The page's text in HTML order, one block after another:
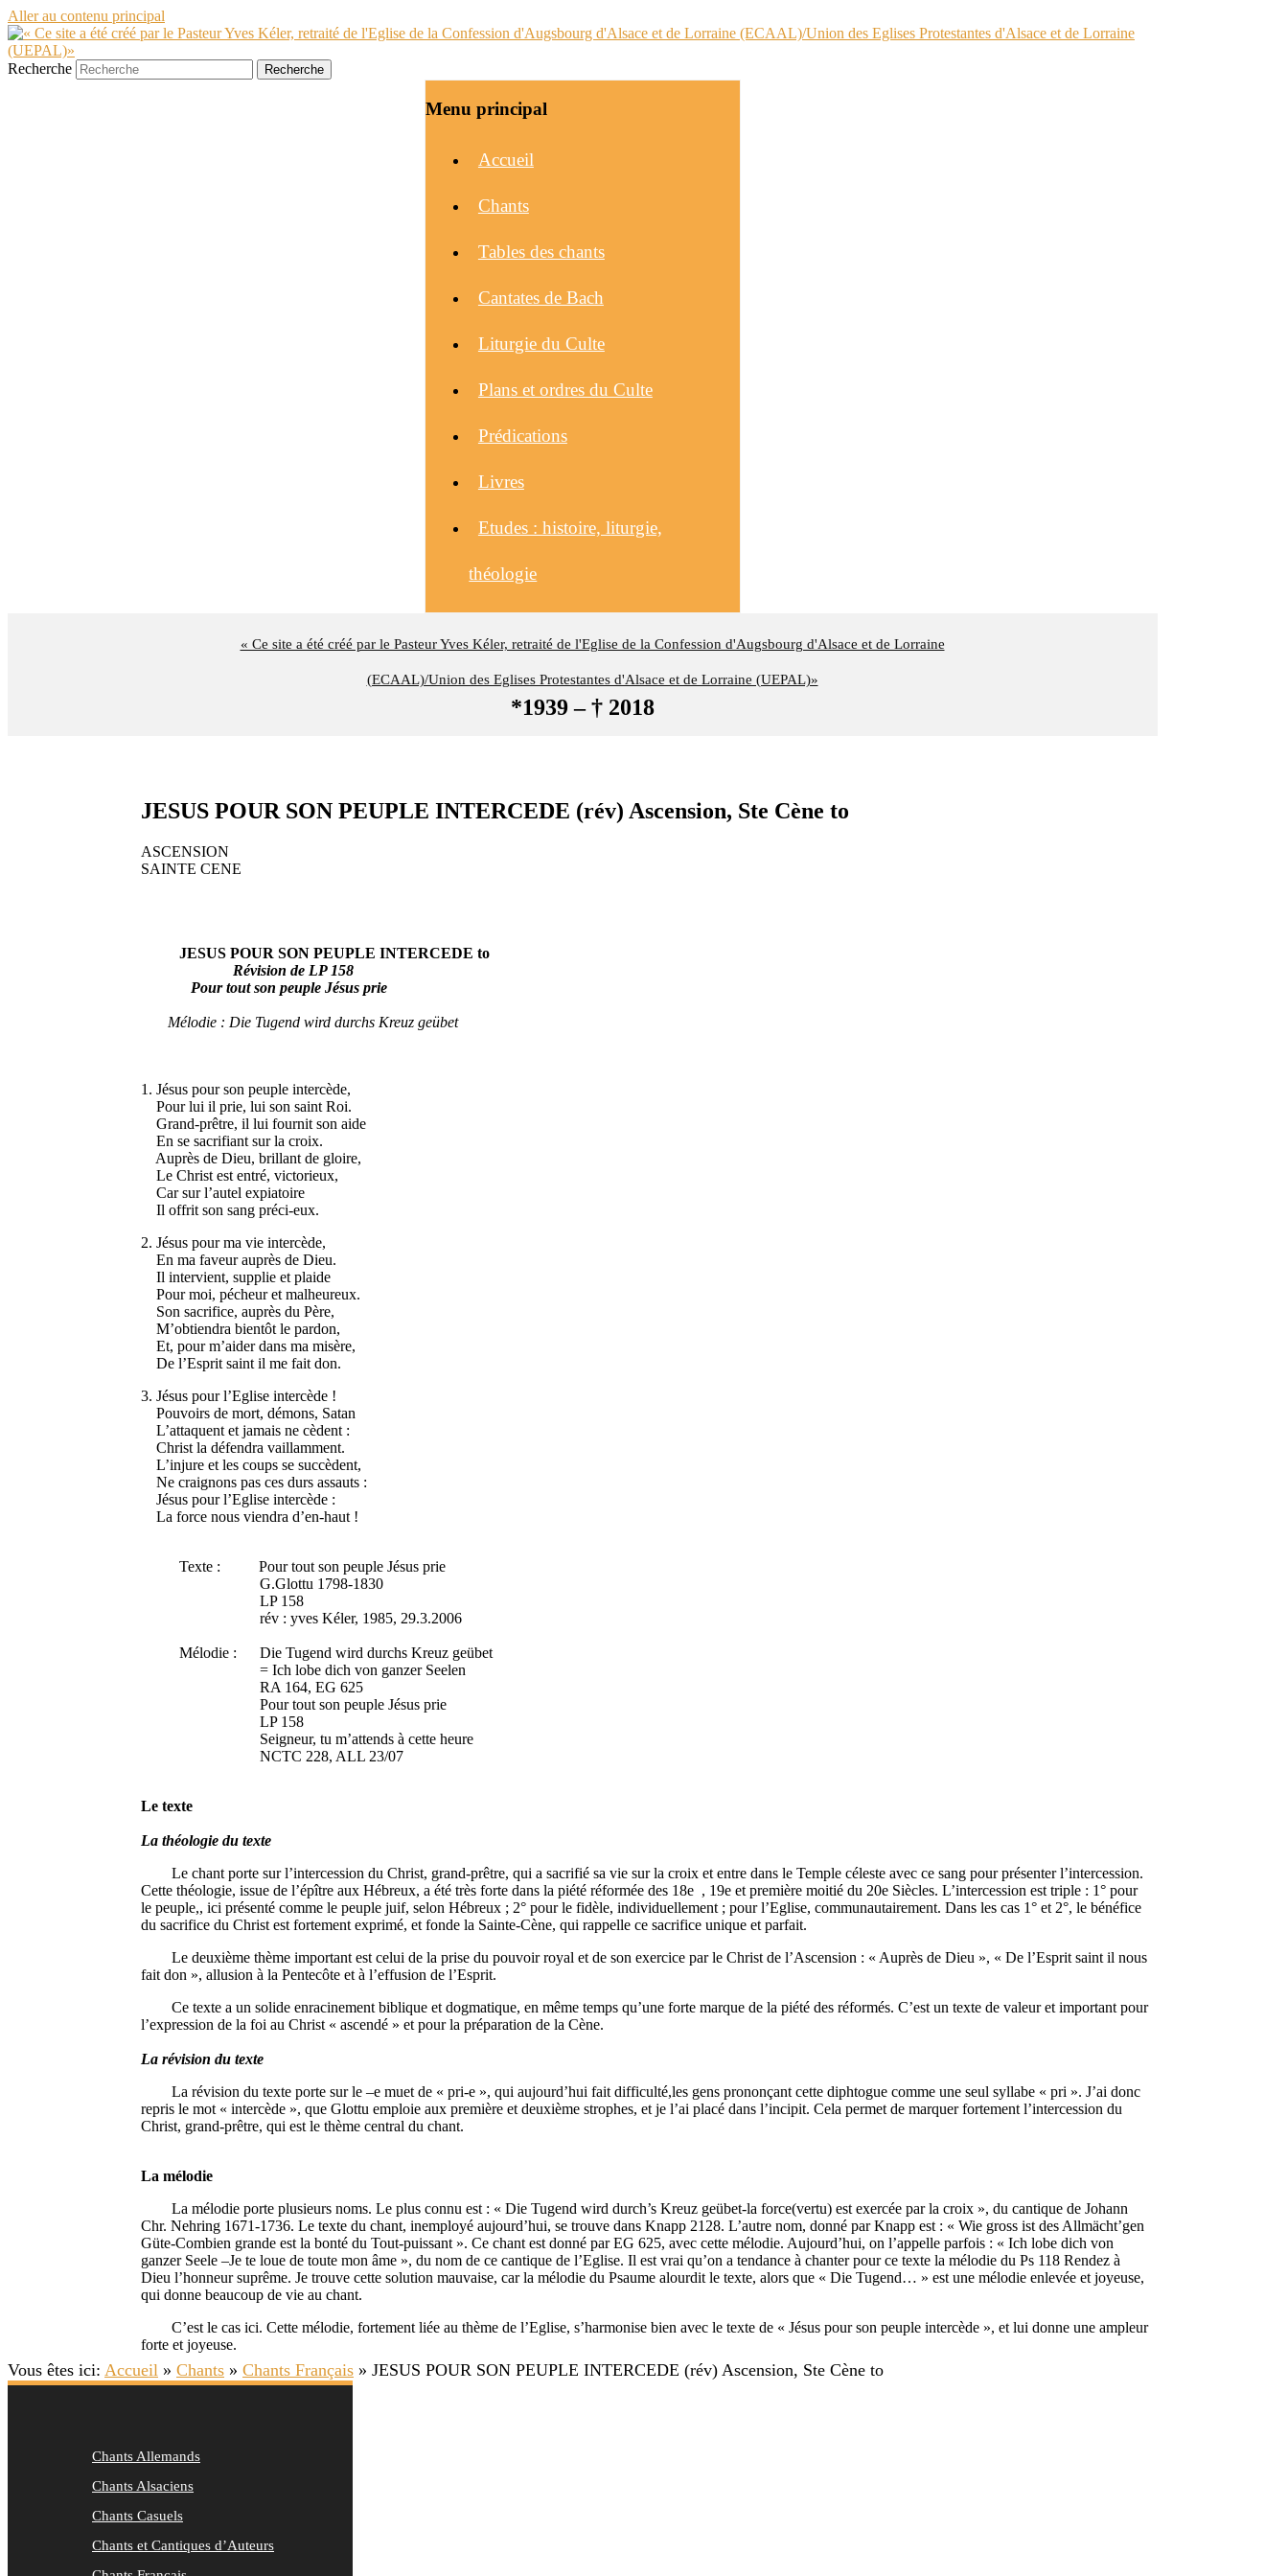
Aller au contenu principal
« Ce site a été créé par le Pasteur Yves Kéler, retraité de l'Eglise de la Confession d'Augsbourg d'Alsace et de Lorraine
(ECAAL)/Union des Eglises Protestantes d'Alsace et de Lorraine (UEPAL)»
*1939 – † 2018
Recherche
Menu principal
Accueil
Chants
Tables des chants
Cantates de Bach
Liturgie du Culte
Plans et ordres du Culte
Prédications
Livres
Etudes : histoire, liturgie,
théologie
JESUS POUR SON PEUPLE INTERCEDE (rév) Ascension, Ste Cène to
ASCENSION
SAINTE CENE
JESUS POUR SON PEUPLE INTERCEDE to
Révision de LP 158
Pour tout son peuple Jésus prie
Mélodie : Die Tugend wird durchs Kreuz geübet
1. Jésus pour son peuple intercède,
Pour lui il prie, lui son saint Roi.
Grand-prêtre, il lui fournit son aide
En se sacrifiant sur la croix.
Auprès de Dieu, brillant de gloire,
Le Christ est entré, victorieux,
Car sur l’autel expiatoire
Il offrit son sang préci-eux.
2. Jésus pour ma vie intercède,
En ma faveur auprès de Dieu.
Il intervient, supplie et plaide
Pour moi, pécheur et malheureux.
Son sacrifice, auprès du Père,
M’obtiendra bientôt le pardon,
Et, pour m’aider dans ma misère,
De l’Esprit saint il me fait don.
3. Jésus pour l’Eglise intercède !
Pouvoirs de mort, démons, Satan
L’attaquent et jamais ne cèdent :
Christ la défendra vaillamment.
L’injure et les coups se succèdent,
Ne craignons pas ces durs assauts :
Jésus pour l’Eglise intercède :
La force nous viendra d’en-haut !
Texte : Pour tout son peuple Jésus prie
G.Glottu 1798-1830
LP 158
rév : yves Kéler, 1985, 29.3.2006
Mélodie : Die Tugend wird durchs Kreuz geübet
= Ich lobe dich von ganzer Seelen
RA 164, EG 625
Pour tout son peuple Jésus prie
LP 158
Seigneur, tu m’attends à cette heure
NCTC 228, ALL 23/07
Le texte
La théologie du texte
Le chant porte sur l’intercession du Christ, grand-prêtre, qui a sacrifié sa vie sur la croix et entre dans le Temple céleste avec ce sang pour présenter l’intercession.
Cette théologie, issue de l’épître aux Hébreux, a été très forte dans la piété réformée des 18e , 19e et première moitié du 20e Siècles. L’intercession est triple : 1° pour
le peuple,, ici présenté comme le peuple juif, selon Hébreux ; 2° pour le fidèle, individuellement ; pour l’Eglise, communautairement. Dans les cas 1° et 2°, le bénéfice
du sacrifice du Christ est fortement exprimé, et fonde la Sainte-Cène, qui rappelle ce sacrifice unique et parfait.
Le deuxième thème important est celui de la prise du pouvoir royal et de son exercice par le Christ de l’Ascension : « Auprès de Dieu », « De l’Esprit saint il nous
fait don », allusion à la Pentecôte et à l’effusion de l’Esprit.
Ce texte a un solide enracinement biblique et dogmatique, en même temps qu’une forte marque de la piété des réformés. C’est un texte de valeur et important pour
l’expression de la foi au Christ « ascendé » et pour la préparation de la Cène.
La révision du texte
La révision du texte porte sur le –e muet de « pri-e », qui aujourd’hui fait difficulté,les gens prononçant cette diphtogue comme une seul syllabe « pri ». J’ai donc
repris le mot « intercède », que Glottu emploie aux première et deuxième strophes, et je l’ai placé dans l’incipit. Cela permet de marquer fortement l’intercession du
Christ, grand-prêtre, qui est le thème central du chant.
La mélodie
La mélodie porte plusieurs noms. Le plus connu est : « Die Tugend wird durch’s Kreuz geübet-la force(vertu) est exercée par la croix », du cantique de Johann
Chr. Nehring 1671-1736. Le texte du chant, inemployé aujourd’hui, se trouve dans Knapp 2128. L’autre nom, donné par Knapp est : « Wie gross ist des Allmächt’gen
Güte-Combien grande est la bonté du Tout-puissant ». Ce chant est donné par EG 625, avec cette mélodie. Aujourd’hui, on l’appelle parfois : « Ich lobe dich von
ganzer Seele –Je te loue de toute mon âme », du nom de ce cantique de l’Eglise. Il est vrai qu’on a tendance à chanter pour ce texte la mélodie du Ps 118 Rendez à
Dieu l’honneur suprême. Je trouve cette solution mauvaise, car la mélodie du Psaume alourdit le texte, alors que « Die Tugend… » est une mélodie enlevée et joyeuse,
qui donne beaucoup de vie au chant.
C’est le cas ici. Cette mélodie, fortement liée au thème de l’Eglise, s’harmonise bien avec le texte de « Jésus pour son peuple intercède », et lui donne une ampleur
forte et joyeuse.
Vous êtes ici: Accueil » Chants » Chants Français » JESUS POUR SON PEUPLE INTERCEDE (rév) Ascension, Ste Cène to
Chants Allemands
Chants Alsaciens
Chants Casuels
Chants et Cantiques d’Auteurs